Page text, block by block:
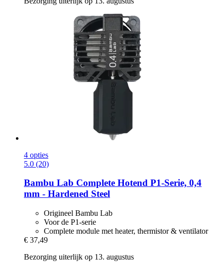
4 opties
5.0 (20)
Bambu Lab Complete Hotend P1-​Serie, 0,4
mm -​ Hardened Steel
Origineel Bambu Lab
Voor de P1-serie
Complete module met heater, thermistor & ventilator
€ 37,49
Bezorging uiterlijk op 13. augustus